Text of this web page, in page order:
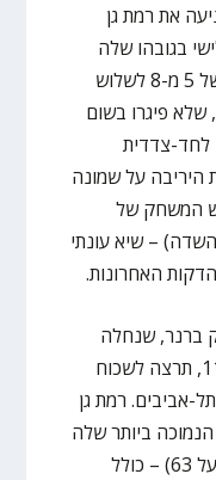
את רמת גן
השלישי בגובהו שלה
העונה בליגת ווינר סל. רבע ראשון של 5 מ-8 לשלוש
פיגרו בשום
לחד-צדדית
היריבה על שמונה
המשחק של
עם 21 נקודות (9 מ-11 מהשדה) – שיא עונתי
ברנר, שנחלה
הפסד שלישי רצוף וירדה למאזן 11:6, תרצה לשכוח
אביבים. רמת גן
ביותר שלה
העונה (השיא השלילי הקודם עמד על 63) – כולל